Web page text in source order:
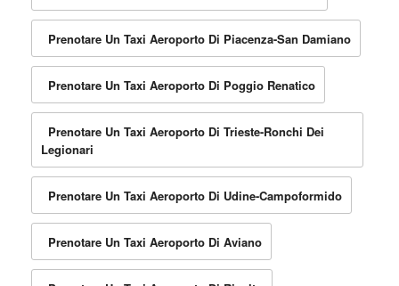
Prenotare Un Taxi Aeroporto Di Piacenza-San Damiano
Prenotare Un Taxi Aeroporto Di Poggio Renatico
Prenotare Un Taxi Aeroporto Di Trieste-Ronchi Dei
Legionari
Prenotare Un Taxi Aeroporto Di Udine-Campoformido
Prenotare Un Taxi Aeroporto Di Aviano